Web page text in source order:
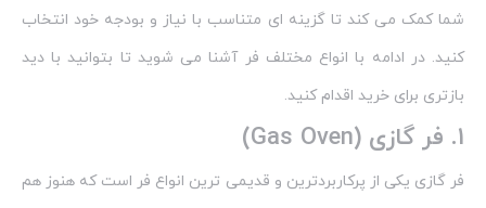
شما کمک می‌ کند تا گزینه‌ ای متناسب با نیاز و بودجه خود انتخاب
کنید. در ادامه با انواع مختلف فر آشنا می‌ شوید تا بتوانید با دید
بازتری برای خرید اقدام کنید.
1. فر گازی (Gas Oven)
فر گازی یکی از پرکاربردترین و قدیمی‌ ترین انواع فر است که هنوز هم